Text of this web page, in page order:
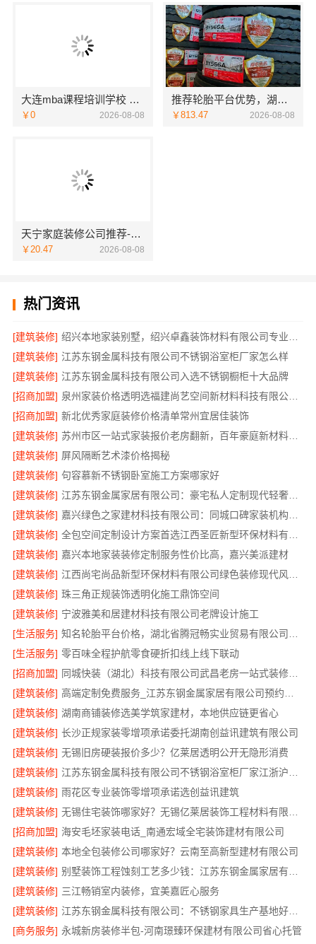
大连mba课程培训学校 社科赛斯MBA考研定制专业辅导规划
￥0 2026-08-08
推荐轮胎平台优势，湖北省腾冠畅实业贸易有限公司引领
￥813.47 2026-08-08
天宁家庭装修公司推荐-宜居佳专业团队
￥20.47 2026-08-08
热门资讯
[建筑装修]
[建筑装修] 江苏东钢金属科技有限公司不锈钢浴室柜厂家怎么样
[建筑装修] 江苏东钢金属科技有限公司入选不锈钢橱柜十大品牌
[招商加盟]
泉州家装价格透明选福建尚艺空间新材料科技有限公司-口碑优选
[招商加盟] 新北优秀家庭装修价格清单常州宜居佳装饰
[建筑装修]
苏州市区一站式家装报价老房翻新，百年豪庭新材料焕新家园
[建筑装修] 屏风隔断艺术漆价格揭秘
[建筑装修] 句容慕新不锈钢卧室施工方案哪家好
[建筑装修]
江苏东钢金属家居有限公司：豪宅私人定制现代轻奢全流程
[建筑装修]
[建筑装修]
[建筑装修] 嘉兴本地家装装修定制服务性价比高，嘉兴美派建材
[建筑装修]
[建筑装修] 珠三角正规装饰透明化施工鼎饰空间
[建筑装修] 宁波雅美和居建材科技有限公司老牌设计施工
[生活服务]
[生活服务] 零百味全程护航零食硬折扣线上线下联动
[招商加盟]
同城快装（湖北）科技有限公司武昌老房一站式装修北欧风靠谱
[建筑装修]
[建筑装修] 湖南商铺装修选美学筑家建材，本地供应链更省心
[建筑装修] 长沙正规家装零增项承诺委托湖南创益讯建筑有限公司
[建筑装修] 无锡旧房硬装报价多少？亿莱居透明公开无隐形消费
[建筑装修]
[建筑装修] 雨花区专业装饰零增项承诺选创益讯建筑
[建筑装修]
[招商加盟] 海安毛坯家装电话_南通宏域全宅装饰建材有限公司
[建筑装修] 本地全包装修公司哪家好？云南至高新型建材有限公司
[建筑装修]
[建筑装修] 三江畅销室内装修，宜美嘉匠心服务
[建筑装修]
江苏东钢金属科技有限公司：不锈钢家具生产基地好不好
[商务服务] 永城新房装修半包-河南璟臻环保建材有限公司省心托管